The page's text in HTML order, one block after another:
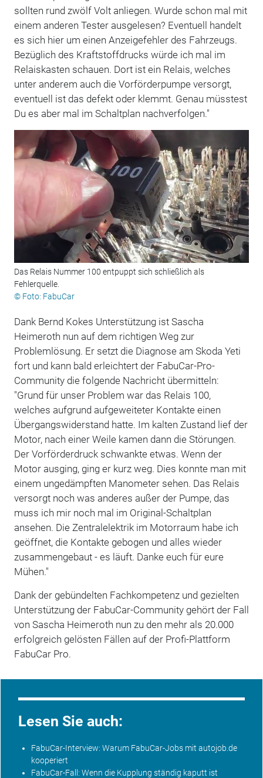
sollten rund zwölf Volt anliegen. Wurde schon mal mit
einem anderen Tester ausgelesen? Eventuell handelt
es sich hier um einen Anzeigefehler des Fahrzeugs.
Bezüglich des Kraftstoffdrucks würde ich mal im
Relaiskasten schauen. Dort ist ein Relais, welches
unter anderem auch die Vorförderpumpe versorgt,
eventuell ist das defekt oder klemmt. Genau müsstest
Du es aber mal im Schaltplan nachverfolgen."
Das Relais Nummer 100 entpuppt sich schließlich als
Fehlerquelle.
© Foto: FabuCar
Dank Bernd Kokes Unterstützung ist Sascha
Heimeroth nun auf dem richtigen Weg zur
Problemlösung. Er setzt die Diagnose am Skoda Yeti
fort und kann bald erleichtert der FabuCar-Pro-
Community die folgende Nachricht übermitteln:
"Grund für unser Problem war das Relais 100,
welches aufgrund aufgeweiteter Kontakte einen
Übergangswiderstand hatte. Im kalten Zustand lief der
Motor, nach einer Weile kamen dann die Störungen.
Der Vorförderdruck schwankte etwas. Wenn der
Motor ausging, ging er kurz weg. Dies konnte man mit
einem ungedämpften Manometer sehen. Das Relais
versorgt noch was anderes außer der Pumpe, das
muss ich mir noch mal im Original-Schaltplan
ansehen. Die Zentralelektrik im Motorraum habe ich
geöffnet, die Kontakte gebogen und alles wieder
zusammengebaut - es läuft. Danke euch für eure
Mühen."
Dank der gebündelten Fachkompetenz und gezielten
Unterstützung der FabuCar-Community gehört der Fall
von Sascha Heimeroth nun zu den mehr als 20.000
erfolgreich gelösten Fällen auf der Profi-Plattform
FabuCar Pro.
Lesen Sie auch:
FabuCar-Interview: Warum FabuCar-Jobs mit autojob.de
kooperiert
FabuCar-Fall: Wenn die Kupplung ständig kaputt ist